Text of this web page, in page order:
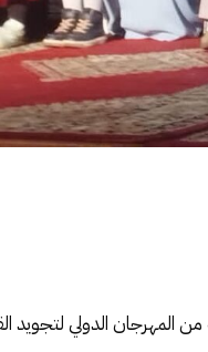
الدورة التاسعة من المهرجان الدولي